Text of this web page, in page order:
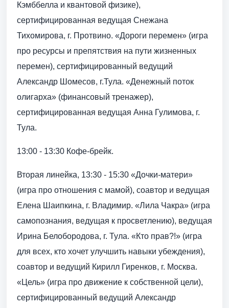
Кэмббелла и квантовой физике),
сертифицированная ведущая Снежана
Тихомирова, г. Протвино. «Дороги перемен» (игра
про ресурсы и препятствия на пути жизненных
перемен), сертифицированный ведущий
Александр Шомесов, г.Тула. «Денежный поток
олигарха» (финансовый тренажер),
сертифицированная ведущая Анна Гулимова, г.
Тула.
13:00 - 13:30 Кофе-брейк.
Вторая линейка, 13:30 - 15:30 «Дочки-матери»
(игра про отношения с мамой), соавтор и ведущая
Елена Шаипкина, г. Владимир. «Лила Чакра» (игра
самопознания, ведущая к просветлению), ведущая
Ирина Белобородова, г. Тула. «Кто прав?!» (игра
для всех, кто хочет улучшить навыки убеждения),
соавтор и ведущий Кирилл Гиренков, г. Москва.
«Цель» (игра про движение к собственной цели),
сертифицированный ведущий Александр